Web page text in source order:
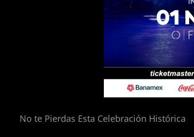
No te Pierdas Esta Celebración Histórica